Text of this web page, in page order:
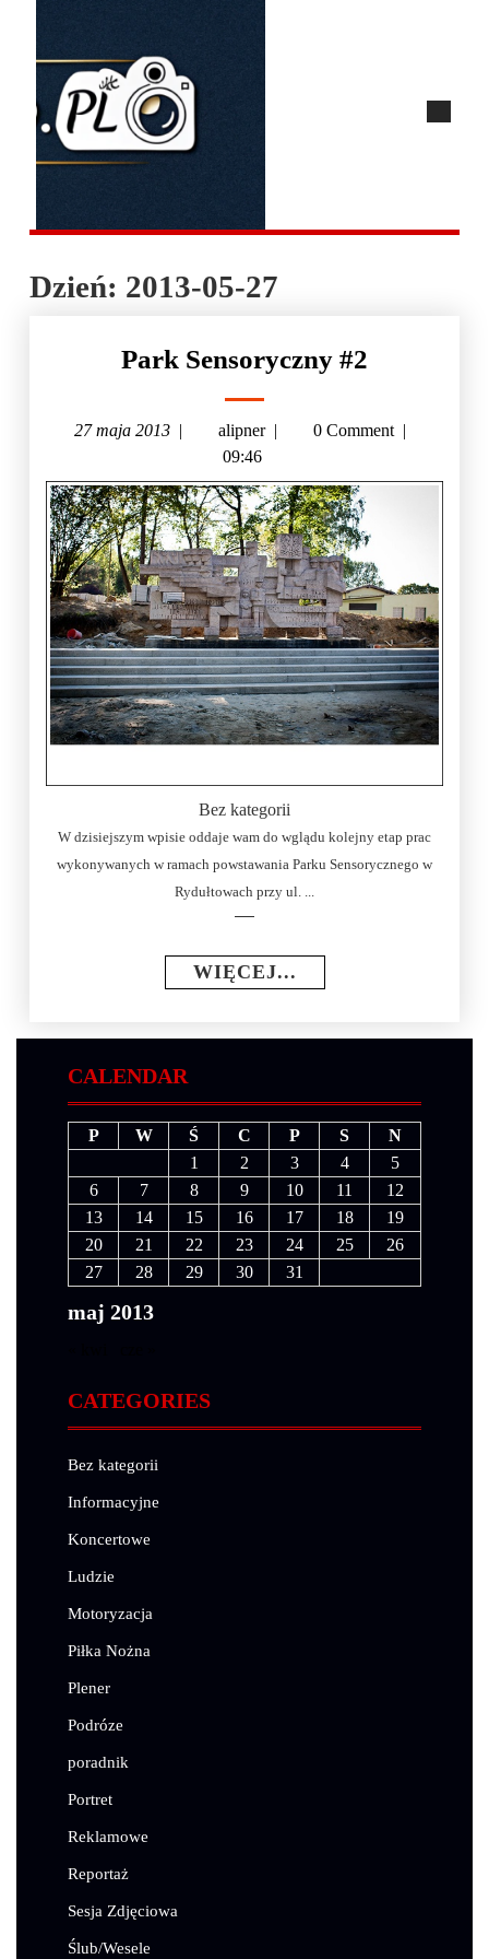
Dzień: 2013-05-27
Park Sensoryczny #2
27 maja 2013 | alipner | 0 Comment |
09:46
Bez kategorii
W dzisiejszym wpisie oddaje wam do wglądu kolejny etap prac
wykonywanych w ramach powstawania Parku Sensorycznego w
Rydułtowach przy ul. ...
WIĘCEJ...
CALENDAR
maj 2013
P W Ś C P S
N
1
2 3 4
5
6
7 8 9 10 11
12
13
14 15 16 17 18
19
20
21 22 23 24 25
26
27
28 29 30 31
CATEGORIES
Bez kategorii
Informacyjne
Koncertowe
Ludzie
Motoryzacja
Piłka Nożna
Plener
Podróze
poradnik
Portret
Reklamowe
Reportaż
Sesja Zdjęciowa
Ślub/Wesele